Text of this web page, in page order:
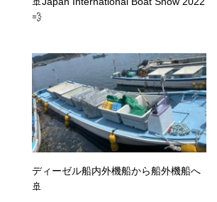
💨
ディーゼル船内外機船から船外機船へ
🚢